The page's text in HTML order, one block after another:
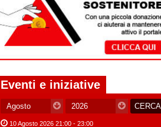
Eventi e iniziative
10 Agosto 2026 21:00 - 23:00